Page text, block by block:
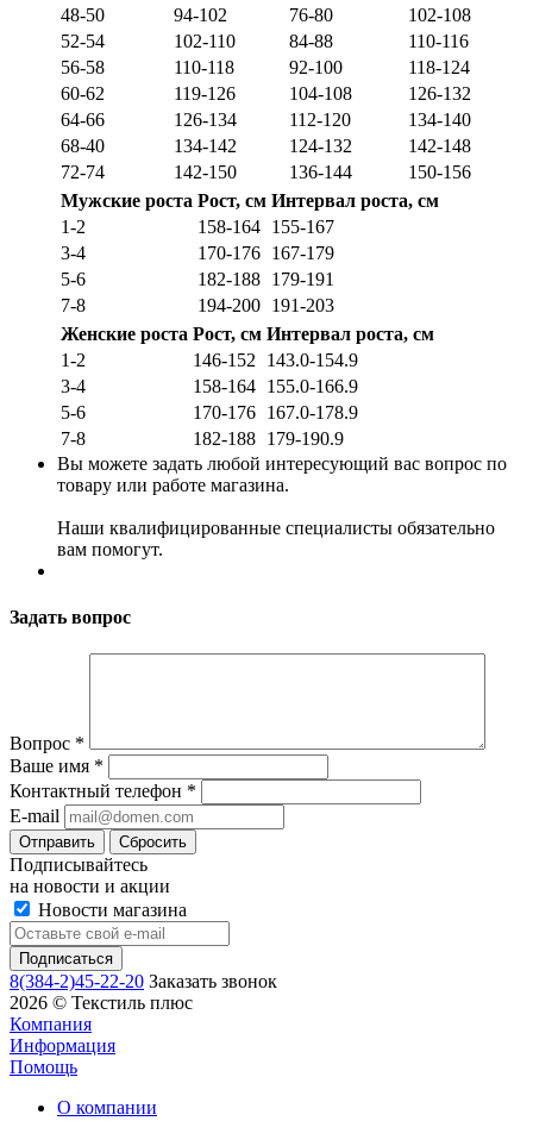
48-50
94-102 76-80
102-108
52-54
102-110 84-88
110-116
56-58
110-118 92-100
118-124
60-62
119-126 104-108
126-132
64-66
126-134 112-120
134-140
68-40
134-142 124-132
142-148
72-74
142-150 136-144
150-156
Мужские роста Рост, см Интервал роста, см
1-2
158-164 155-167
3-4
170-176 167-179
5-6
182-188 179-191
7-8
194-200 191-203
Женские роста Рост, см Интервал роста, см
1-2
146-152
143.0-154.9
3-4
158-164 155.0-166.9
5-6
170-176 167.0-178.9
7-8
182-188 179-190.9
Вы можете задать любой интересующий вас вопрос по
товару или работе магазина.
Наши квалифицированные специалисты обязательно
вам помогут.
Задать вопрос
Вопрос *
Ваше имя *
Контактный телефон *
E-mail
Сбросить
Подписывайтесь
на новости и акции
Новости магазина
8(384-2)45-22-20 Заказать звонок
2026 © Текстиль плюс
Компания
Информация
Помощь
О компании